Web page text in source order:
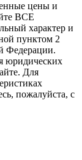
цены и
ВСЕ
характер и
пунктoм 2
Федерации.
юридических
Для
пожалуйста, с